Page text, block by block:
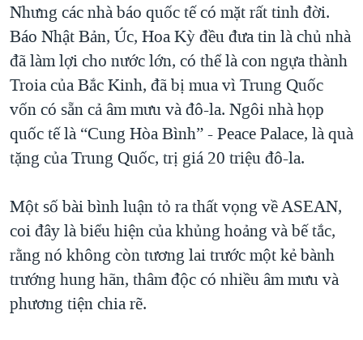
Nhưng các nhà báo quốc tế có mặt rất tinh đời.
Báo Nhật Bản, Úc, Hoa Kỳ đều đưa tin là chủ nhà
đã làm lợi cho nước lớn, có thể là con ngựa thành
Troia của Bắc Kinh, đã bị mua vì Trung Quốc
vốn có sẵn cả âm mưu và đô-la. Ngôi nhà họp
quốc tế là “Cung Hòa Bình” - Peace Palace, là quà
tặng của Trung Quốc, trị giá 20 triệu đô-la.
Một số bài bình luận tỏ ra thất vọng về ASEAN,
coi đây là biểu hiện của khủng hoảng và bế tắc,
rằng nó không còn tương lai trước một kẻ bành
trướng hung hãn, thâm độc có nhiều âm mưu và
phương tiện chia rẽ.